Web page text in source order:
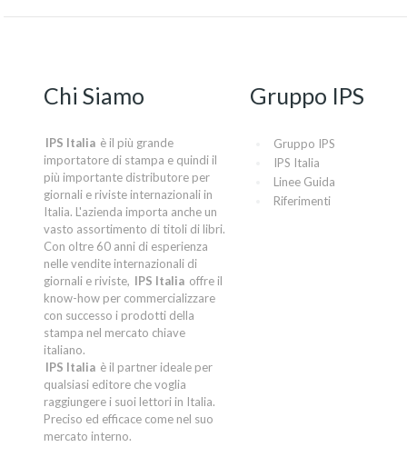
Chi Siamo
IPS Italia è il più grande
importatore di stampa e quindi il
più importante distributore per
giornali e riviste internazionali in
Italia. L'azienda importa anche un
vasto assortimento di titoli di libri.
Con oltre 60 anni di esperienza
nelle vendite internazionali di
giornali e riviste, IPS Italia offre il
know-how per commercializzare
con successo i prodotti della
stampa nel mercato chiave
italiano.
IPS Italia è il partner ideale per
qualsiasi editore che voglia
raggiungere i suoi lettori in Italia.
Preciso ed efficace come nel suo
mercato interno.
Gruppo IPS
Gruppo IPS
IPS Italia
Linee Guida
Riferimenti